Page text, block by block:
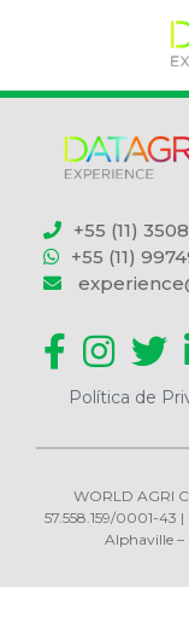
+55 (11)
+55 (11)
Política de
WORLD AGRI
57.558.159/0001-43
Alphaville –